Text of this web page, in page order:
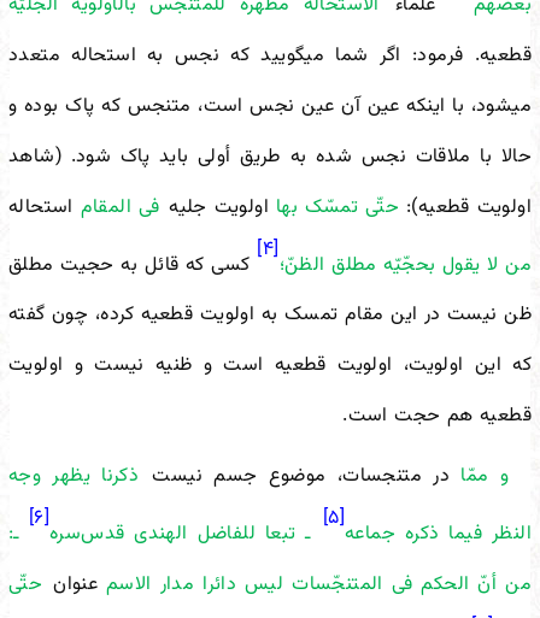
قطعیه. فرمود: اگر شما میگویید که نجس به استحاله متعدد
میشود، با اینکه عین آن عین نجس است، متنجس که پاک بوده و
حالا با ملاقات نجس شده به طریق أولی باید پاک شود. (شاهد
اولویت قطعیه): حتّى تمسّک بها اولویت جلیه فی المقام استحاله
من لا یقول بحجّیّه مطلق الظنّ؛
[۴]
کسی که قائل به حجیت مطلق
ظن نیست در این مقام تمسک به اولویت قطعیه کرده، چون گفته
که این اولویت، اولویت قطعیه است و ظنیه نیست و اولویت
قطعیه هم حجت است.
و ممّا در متنجسات، موضوع جسم نیست ذکرنا یظهر وجه
النظر فیما ذکره جماعه
[۵]
ـ تبعا للفاضل الهندی قدس‌سره
[۶]
ـ:
من أنّ الحکم فی المتنجّسات لیس دائرا مدار الاسمعنوان حتّى